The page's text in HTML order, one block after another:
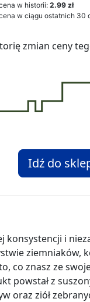
w historii:2.99 zł
w ciągu ostatnich 30
zmian ceny
Idź do
konsystencji i
ziemniaków,
co znasz ze
powstał z
oraz ziół